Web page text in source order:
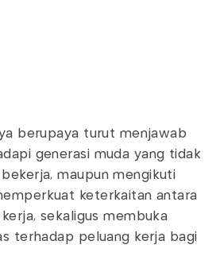
berupaya turut menjawab
generasi muda yang tidak
maupun mengikuti
keterkaitan antara
sekaligus membuka
terhadap peluang kerja bagi